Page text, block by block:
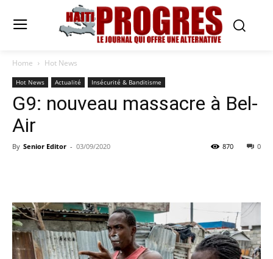
Home Hot News
Hot News Actualité Insécurité & Banditisme
G9: nouveau massacre à Bel-
Air
By Senior Editor - 03/09/2020 0
870